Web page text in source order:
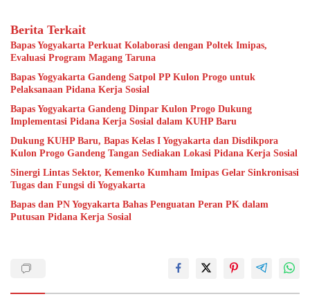
Berita Terkait
Bapas Yogyakarta Perkuat Kolaborasi dengan Poltek Imipas,
Evaluasi Program Magang Taruna
Bapas Yogyakarta Gandeng Satpol PP Kulon Progo untuk
Pelaksanaan Pidana Kerja Sosial
Bapas Yogyakarta Gandeng Dinpar Kulon Progo Dukung
Implementasi Pidana Kerja Sosial dalam KUHP Baru
Dukung KUHP Baru, Bapas Kelas I Yogyakarta dan Disdikpora
Kulon Progo Gandeng Tangan Sediakan Lokasi Pidana Kerja Sosial
Sinergi Lintas Sektor, Kemenko Kumham Imipas Gelar Sinkronisasi
Tugas dan Fungsi di Yogyakarta
Bapas dan PN Yogyakarta Bahas Penguatan Peran PK dalam
Putusan Pidana Kerja Sosial